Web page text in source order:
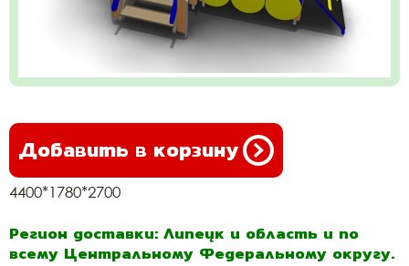
Добавить в корзину
4400*1780*2700
Регион доставки: Липецк и область и по
всему Центральному Федеральному округу.